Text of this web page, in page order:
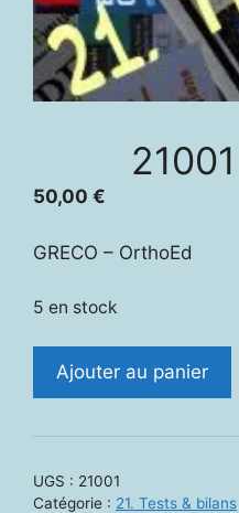
50,00 €
GRECO – OrthoEd
5 en stock
Cog
Ajouter au panier
UGS : 21001
Catégorie : 21. Tests & bilans